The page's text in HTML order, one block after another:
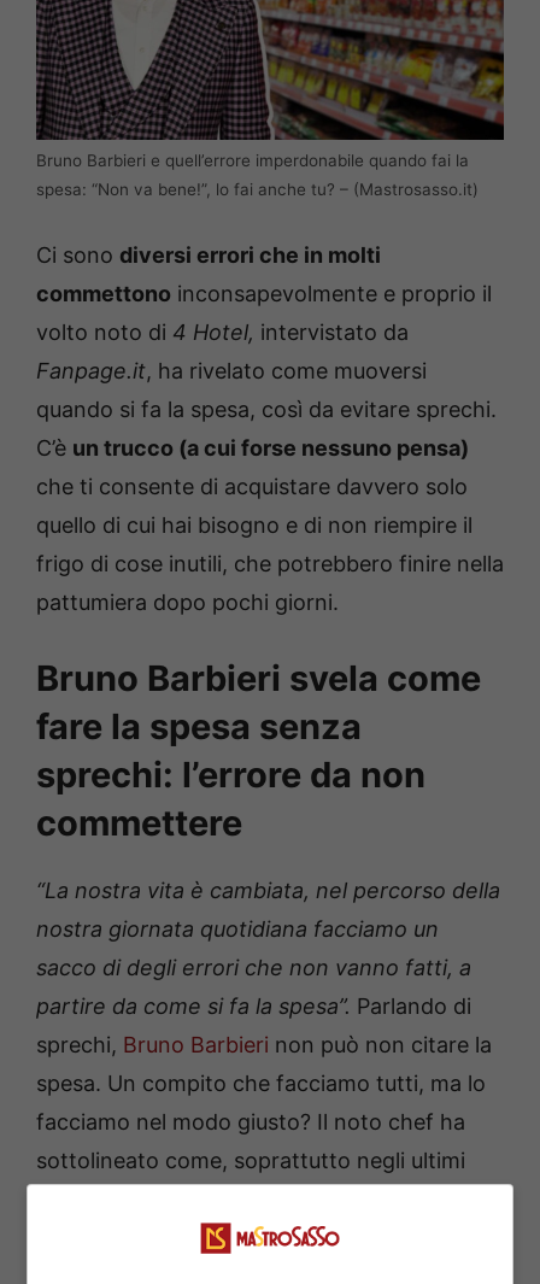
Bruno Barbieri e quell’errore imperdonabile quando fai la
spesa: “Non va bene!”, lo fai anche tu? – (Mastrosasso.it)
Ci sono diversi errori che in molti
commettono inconsapevolmente e proprio il
volto noto di 4 Hotel, intervistato da
Fanpage.it, ha rivelato come muoversi
quando si fa la spesa, così da evitare sprechi.
C’è un trucco (a cui forse nessuno pensa)
che ti consente di acquistare davvero solo
quello di cui hai bisogno e di non riempire il
frigo di cose inutili, che potrebbero finire nella
pattumiera dopo pochi giorni.
Bruno Barbieri svela come
fare la spesa senza
sprechi: l’errore da non
commettere
“La nostra vita è cambiata, nel percorso della
nostra giornata quotidiana facciamo un
sacco di degli errori che non vanno fatti, a
partire da come si fa la spesa”. Parlando di
sprechi, Bruno Barbieri non può non citare la
spesa. Un compito che facciamo tutti, ma lo
facciamo nel modo giusto? Il noto chef ha
sottolineato come, soprattutto negli ultimi
errori molti pericolosi.